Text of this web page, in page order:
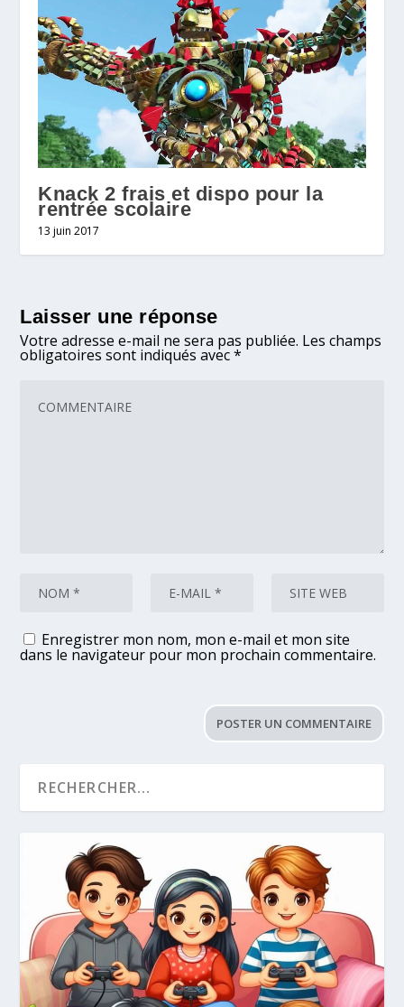
Knack 2 frais et dispo pour la
rentrée scolaire
13 juin 2017
Laisser une réponse
Votre adresse e-mail ne sera pas publiée. Les champs
obligatoires sont indiqués avec*
Enregistrer mon nom, mon e-mail et mon site
dans le navigateur pour mon prochain commentaire.